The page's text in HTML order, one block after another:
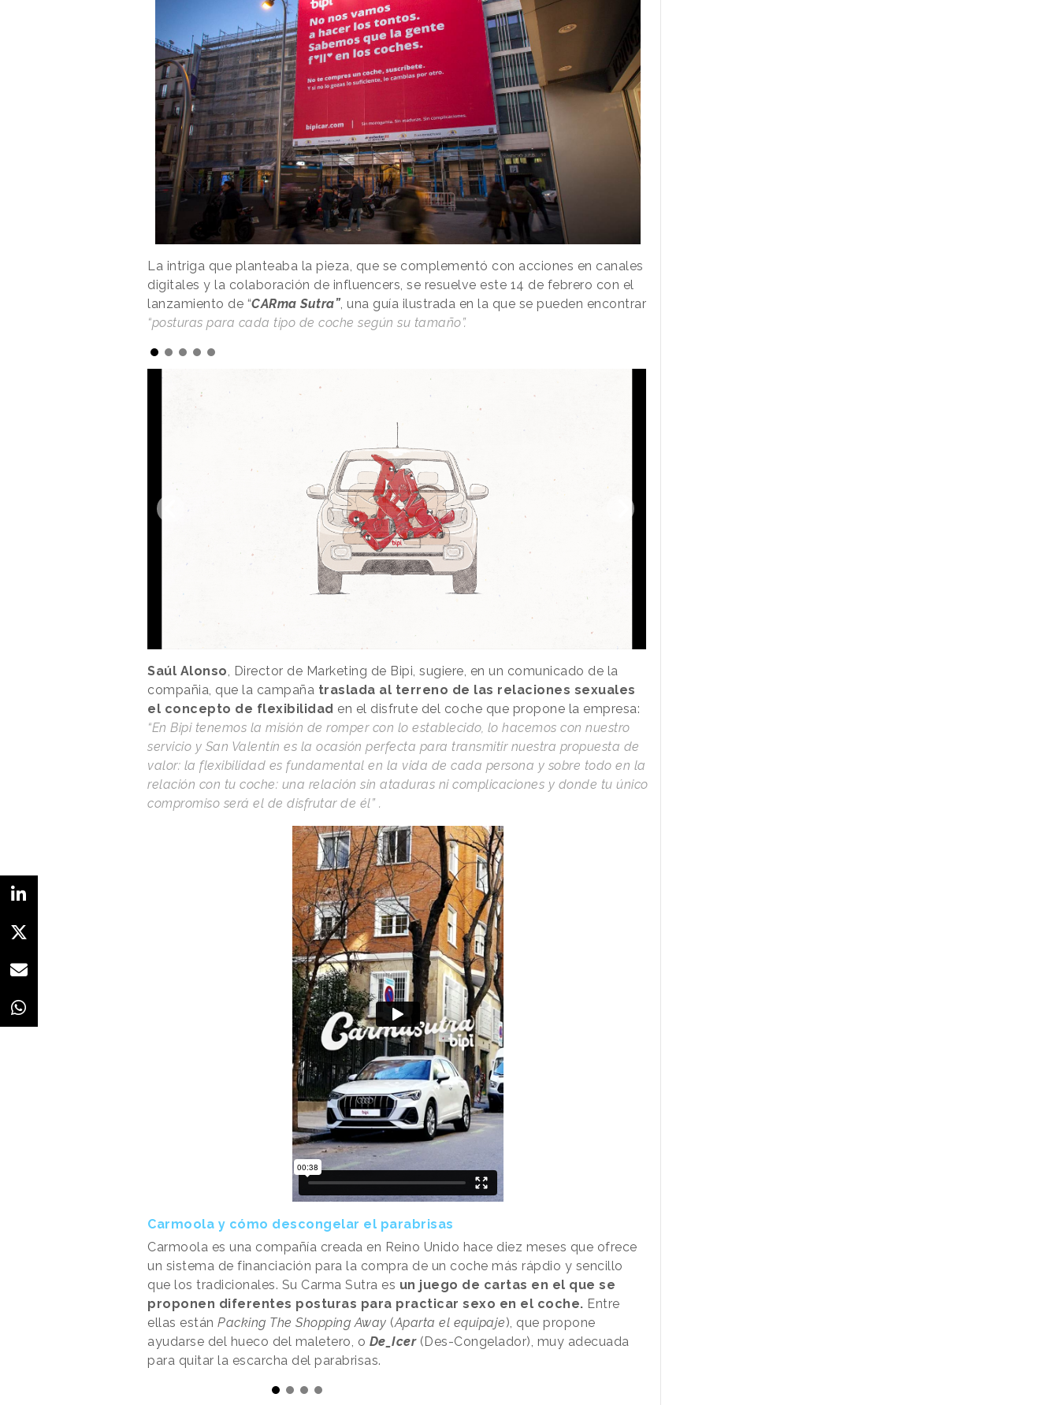
La intriga que planteaba la pieza, que se complementó con acciones en canales
digitales y la colaboración de influencers, se resuelve este 14 de febrero con el
lanzamiento de “CARma Sutra”, una guía ilustrada en la que se pueden encontrar
“posturas para cada tipo de coche según su tamaño”.
Saúl Alonso, Director de Marketing de Bipi, sugiere, en un comunicado de la
compañia, que la campaña traslada al terreno de las relaciones sexuales
el concepto de flexibilidad en el disfrute del coche que propone la empresa:
“En Bipi tenemos la misión de romper con lo establecido, lo hacemos con nuestro
servicio y San Valentín es la ocasión perfecta para transmitir nuestra propuesta de
valor: la flexibilidad es fundamental en la vida de cada persona y sobre todo en la
relación con tu coche: una relación sin ataduras ni complicaciones y donde tu único
compromiso será el de disfrutar de él” .
Carmoola y cómo descongelar el parabrisas
Carmoola es una compañía creada en Reino Unido hace diez meses que ofrece
un sistema de financiación para la compra de un coche más rápdio y sencillo
que los tradicionales. Su Carma Sutra es un juego de cartas en el que se
proponen diferentes posturas para practicar sexo en el coche. Entre
ellas están Packing The Shopping Away (Aparta el equipaje), que propone
ayudarse del hueco del maletero, o De_Icer(Des-Congelador), muy adecuada
para quitar la escarcha del parabrisas.